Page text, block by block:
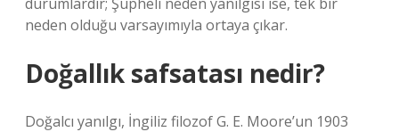
neden olduğu varsayımıyla ortaya çıkar.
Doğallık safsatası nedir?
Doğalcı yanılgı, İngiliz filozof G. E. Moore’un 1903